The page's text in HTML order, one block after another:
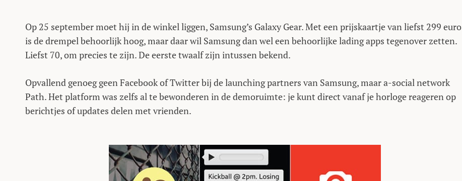
Op 25 september moet hij in de winkel liggen, Samsung’s Galaxy Gear. Met een prijskaartje van liefst 299 euro
is de drempel behoorlijk hoog, maar daar wil Samsung dan wel een behoorlijke lading apps tegenover zetten.
Liefst 70, om precies te zijn. De eerste twaalf zijn intussen bekend.
Opvallend genoeg geen Facebook of Twitter bij de launching partners van Samsung, maar a-social network
Path. Het platform was zelfs al te bewonderen in de demoruimte: je kunt direct vanaf je horloge reageren op
berichtjes of updates delen met vrienden.